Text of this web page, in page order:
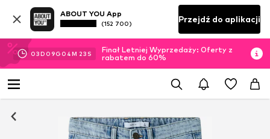
ABOUT YOU App
(152 700) Przejdź do aplikacji
03D 09G 04M 23 S
Finał Letniej Wyprzedaży: Oferty z
rabatem do 60%